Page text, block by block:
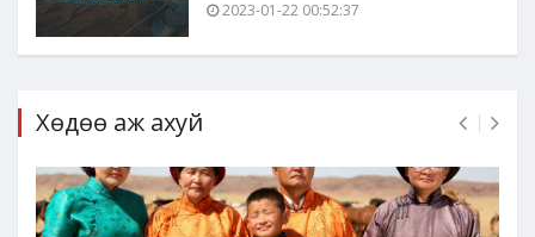
2023-01-22 00:52:37
Хөдөө аж ахуй